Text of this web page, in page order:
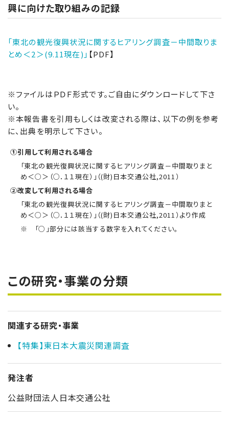
興に向けた取り組みの記録
「東北の観光復興状況に関するヒアリング調査－中間取りま
とめ＜2＞(9.11現在)」 【PDF】
※ファイルはＰＤＦ形式です。ご自由にダウンロードして下さ
い。
※本報告書を引用もしくは改変される際は、以下の例を参考
に、出典を明示して下さい。
①引用して利用される場合
「東北の観光復興状況に関するヒアリング調査－中間取りまと
め＜○＞（○．１１現在）」（(財)日本交通公社,2011）
②改変して利用される場合
「東北の観光復興状況に関するヒアリング調査－中間取りまと
め＜○＞（○．１１現在）」（(財)日本交通公社,2011）より作成
※ 「○」部分には該当する数字を入れてください。
この研究・事業の分類
関連する研究・事業
【特集】東日本大震災関連調査
発注者
公益財団法人日本交通公社